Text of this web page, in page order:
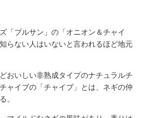
「ブルサン」の「オニオン＆チャイ
らない人はいないと言われるほど地元
おいしい非熟成タイプのナチュラルチ
ャイブの「チャイブ」とは、ネギの仲
。